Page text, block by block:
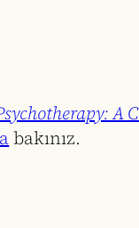
A
bakınız.